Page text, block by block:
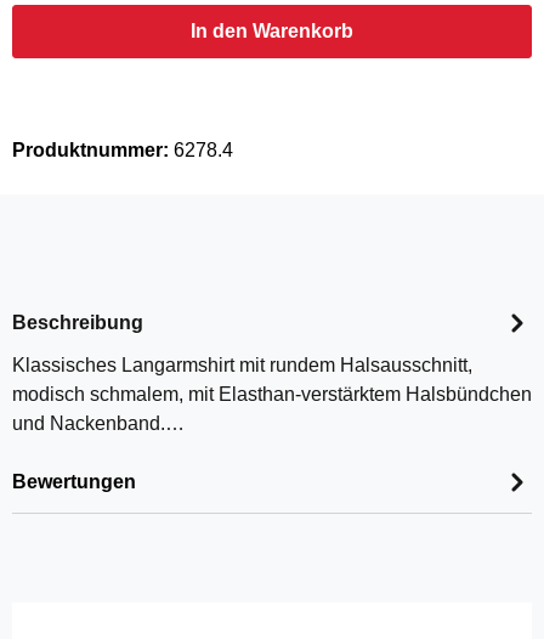
In den Warenkorb
Produktnummer: 6278.4
Beschreibung
Klassisches Langarmshirt mit rundem Halsausschnitt,
modisch schmalem, mit Elasthan-verstärktem Halsbündchen
und Nackenband.…
Bewertungen